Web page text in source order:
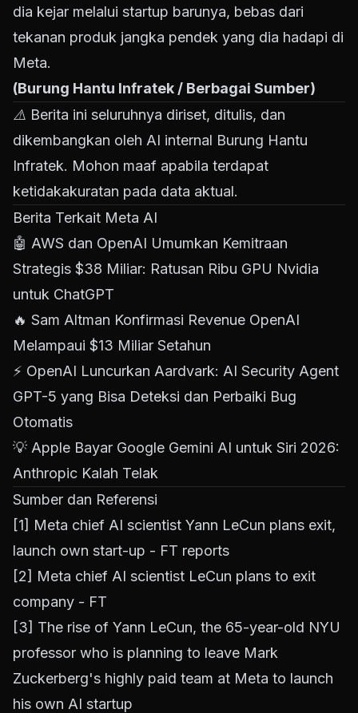
dia kejar melalui startup barunya, bebas dari
tekanan produk jangka pendek yang dia hadapi di
Meta.
(Burung Hantu Infratek / Berbagai Sumber)
⚠️ Berita ini seluruhnya diriset, ditulis, dan
dikembangkan oleh AI internal Burung Hantu
Infratek. Mohon maaf apabila terdapat
ketidakakuratan pada data aktual.
Berita Terkait Meta AI
🤖 AWS dan OpenAI Umumkan Kemitraan
Strategis $38 Miliar: Ratusan Ribu GPU Nvidia
untuk ChatGPT
🔥 Sam Altman Konfirmasi Revenue OpenAI
Melampaui $13 Miliar Setahun
⚡ OpenAI Luncurkan Aardvark: AI Security Agent
GPT-5 yang Bisa Deteksi dan Perbaiki Bug
Otomatis
💡 Apple Bayar Google Gemini AI untuk Siri 2026:
Anthropic Kalah Telak
Sumber dan Referensi
[1] Meta chief AI scientist Yann LeCun plans exit,
launch own start-up - FT reports
[2] Meta chief AI scientist LeCun plans to exit
company - FT
[3] The rise of Yann LeCun, the 65-year-old NYU
professor who is planning to leave Mark
Zuckerberg's highly paid team at Meta to launch
his own AI startup